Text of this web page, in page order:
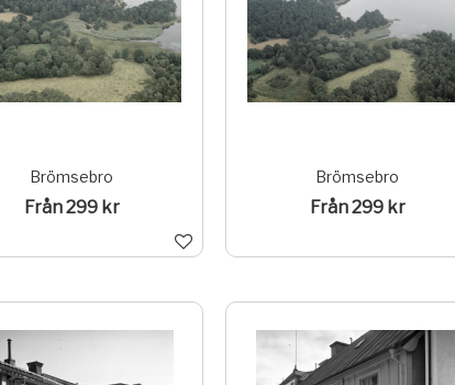
Brömsebro
Från 299 kr
Brömsebro
Från 299 kr